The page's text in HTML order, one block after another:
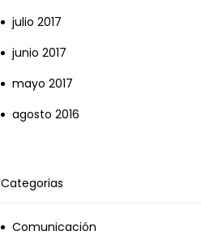
julio 2017
junio 2017
mayo 2017
agosto 2016
Categorias
Comunicación